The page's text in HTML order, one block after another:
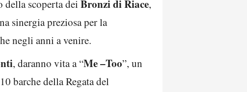
della scoperta dei Bronzi di Riace,
sinergia preziosa per la
negli anni a venire.
, daranno vita a “Me –Too”, un
barche della Regata del